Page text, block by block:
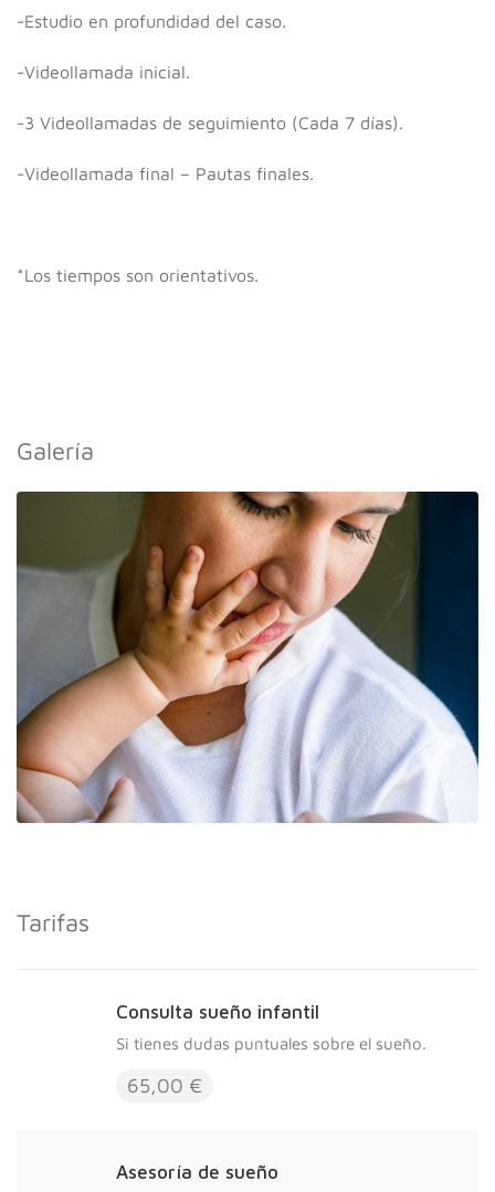
-Estudio en profundidad del caso.
-Videollamada inicial.
-3 Videollamadas de seguimiento (Cada 7 días).
-Videollamada final – Pautas finales.
*Los tiempos son orientativos.
Galería
Tarifas
Consulta sueño infantil
Si tienes dudas puntuales sobre el sueño.
65,00 €
Asesoría de sueño